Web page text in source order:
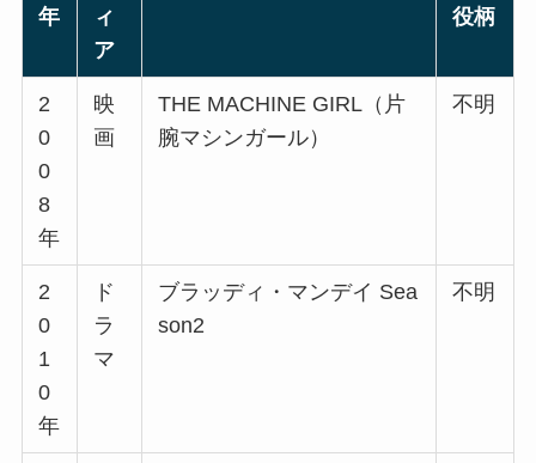
年
ィ
ア
役柄
2
0
0
8
年
映
画
THE MACHINE GIRL（片
腕マシンガール）
不明
2
0
1
0
年
ド
ラ
マ
ブラッディ・マンデイ Sea
son2
不明